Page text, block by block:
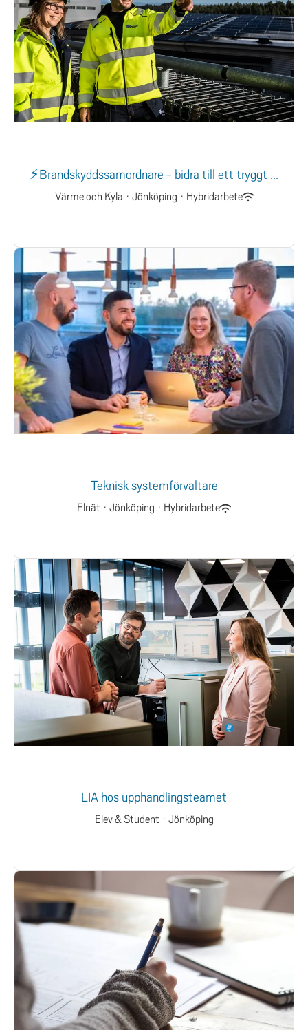
⚡Brandskyddssamordnare - bidra till ett tryggt ...
Värme och Kyla · Jönköping · Hybridarbete
Teknisk systemförvaltare
Elnät · Jönköping · Hybridarbete
LIA hos upphandlingsteamet
Elev & Student · Jönköping